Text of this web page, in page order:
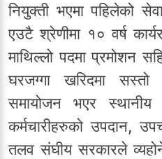
नियुक्ती भएमा पहिलेको
एउटै श्रेणीमा १० वर्ष
माथिल्लो पदमा प्रमोशन
घरजग्गा खरिदमा सस्तो
समायोजन भएर
कर्मचारीहरुको उपदान,
तलव संघीय सरकारले